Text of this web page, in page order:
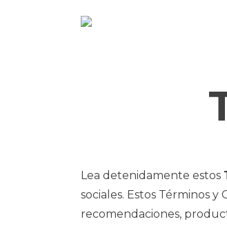
Lea detenidamente estos
sociales. Estos Términos
recomendaciones,